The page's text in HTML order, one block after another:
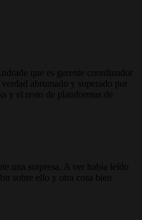
que es gerente coordinador
abrumado y superado por
y el resto de plataformas de
una sorpresa. A ver había leído
sobre ello y otra cosa bien